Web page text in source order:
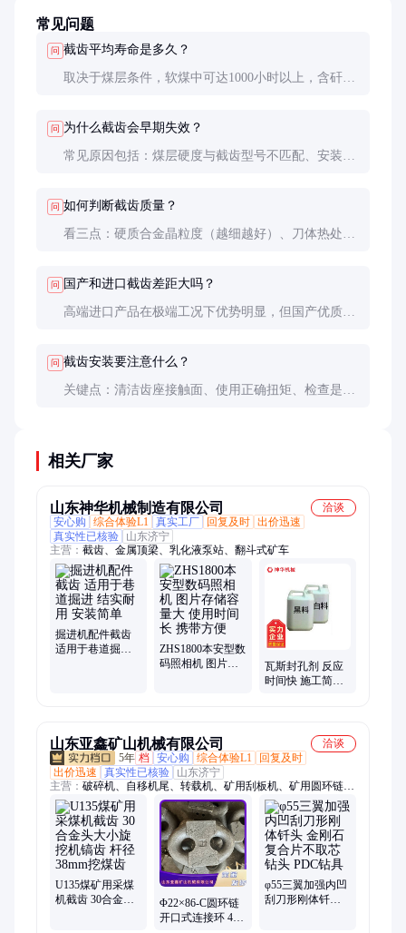
常见问题
问 截齿平均寿命是多久？
取决于煤层条件，软煤中可达1000小时以上，含矸石
问 为什么截齿会早期失效？
常见原因包括：煤层硬度与截齿型号不匹配、安装扭
问 如何判断截齿质量？
看三点：硬质合金晶粒度（越细越好）、刀体热处理
问 国产和进口截齿差距大吗？
高端进口产品在极端工况下优势明显，但国产优质截
问 截齿安装要注意什么？
关键点：清洁齿座接触面、使用正确扭矩、检查是否
相关厂家
山东神华机械制造有限公司
洽谈
安心购
综合体验L1 真实工厂 回复及时 出价迅速
真实性已核验
山东济宁
主营： 截齿、金属顶梁、乳化液泵站、翻斗式矿车
掘进机配件截齿
适用于巷道掘进
ZHS1800本安型数
码照相机 图片存
瓦斯封孔剂 反应
时间快 施工简便
山东亚鑫矿山机械有限公司
洽谈
5年 档 安心购 综合体验L1
回复及时
出价迅速
真实性已核验
山东济宁
主营： 破碎机、自移机尾、转载机、矿用刮板机、矿用圆环链、
中部槽、马蹄连接环、钻机、钻杆、钻头、耙斗装岩机、双速绞
车、调度绞车、回柱绞车、液压支架千斤顶、液压支架油缸、炉
排减速机、无极减速机、往复式给煤机、甲带式给煤机、给煤机
驱动总成
U135煤矿用采煤
机截齿 30合金头
Φ22×86-C圆环链
开口式连接环 40T
φ55三翼加强内凹
刮刀形刚体钎头